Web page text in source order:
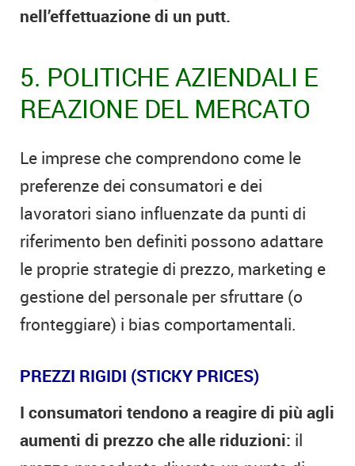
nell’effettuazione di un putt.
5. POLITICHE AZIENDALI E
REAZIONE DEL MERCATO
Le imprese che comprendono come le
preferenze dei consumatori e dei
lavoratori siano influenzate da punti di
riferimento ben definiti possono adattare
le proprie strategie di prezzo, marketing e
gestione del personale per sfruttare (o
fronteggiare) i bias comportamentali.
PREZZI RIGIDI (STICKY PRICES)
I consumatori tendono a reagire di più agli
aumenti di prezzo che alle riduzioni: il